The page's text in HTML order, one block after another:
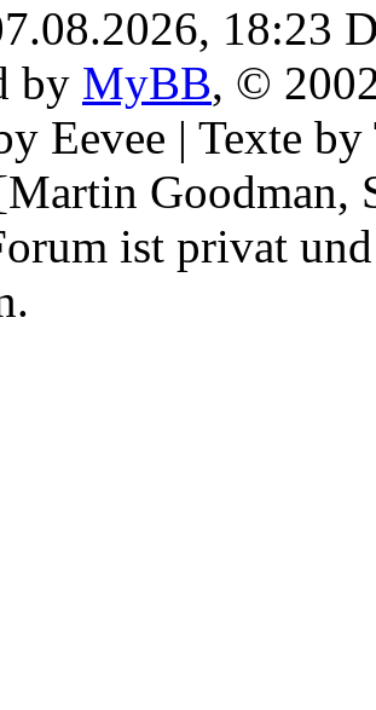
18:23
by MyBB, ©
Eevee | Texte
Goodman,
ist privat